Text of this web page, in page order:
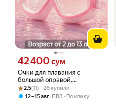
Очки для плавания с
большой оправой,
защитные, мужские,
женские, детские, очки
Цена 42400 сум вместо
42 400 сум
Рейтинг товара: 2.5 из 5
Оценок: (11) · 26 купили
2.5(11) · 26 купили
12 – 15 авг, ПВЗ По клику